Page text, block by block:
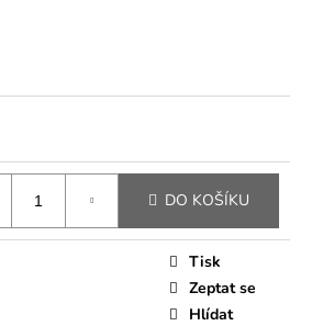
DO KOŠÍKU
Tisk
Zeptat se
Hlídat